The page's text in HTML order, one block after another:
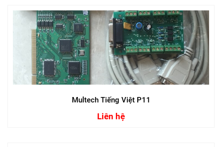
Multech Tiếng Việt P11
Liên hệ